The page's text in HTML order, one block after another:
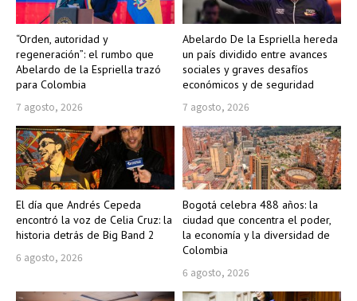
“Orden, autoridad y
regeneración”: el rumbo que
Abelardo de la Espriella trazó
para Colombia
7 agosto, 2026
Abelardo De la Espriella hereda
un país dividido entre avances
sociales y graves desafíos
económicos y de seguridad
7 agosto, 2026
El día que Andrés Cepeda
encontró la voz de Celia Cruz: la
historia detrás de Big Band 2
6 agosto, 2026
Bogotá celebra 488 años: la
ciudad que concentra el poder,
la economía y la diversidad de
Colombia
6 agosto, 2026